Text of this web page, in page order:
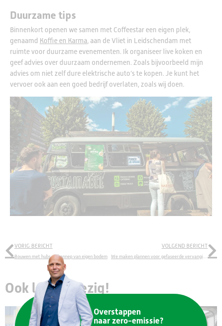
Duurzame tips
Binnenkort openen we samen met Coffeestar een eigen plek,
genaamd Koffie en Karma, aan de Vliet in Leidschendam met
ruimte voor duurzame evenementen. Ik organiseer live koken en
geef advies over duurzaam ondernemen. Zoals bijvoorbeeld mijn
advies om niet zelf dure elektrische auto’s te kopen. Je kunt het
vervoer ook aan een goed bedrijf overlaten, zoals wij doen.
VORIG BERICHT
Bouwen met hubs en hennep van eigen bodem
VOLGEND BERICHT
Ook lekker bezig!
Overstappen
naar zero-emissie?